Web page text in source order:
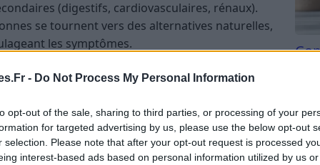
- Do Not Process My Personal Information
opt-out of the sale, sharing to third parties, or processing of your
for targeted advertising by us, please use the below opt-out
selection. Please note that after your opt-out request is processed
interest-based ads based on personal information utilized by us
(digestifs, cardiovasculaires, rénaux).
se tournent vers des alternatives naturelles,
les symptômes.
une vaste famille de substances : plantes,
des conseils douteux ?
naturel ?
du